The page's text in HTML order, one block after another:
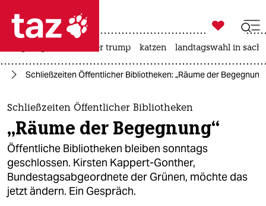
 taz zahl ich
taz zahl ich
themen
politik
öko
gesellschaft

taz zahl ich
usa unter trump katzen landtagswahl in
Schließzeiten Öffentlicher Bibliotheken: „Räume der
Schließzeiten Öffentlicher Bibliotheken
„Räume der Begegnung“
Öffentliche Bibliotheken bleiben sonntags
geschlossen. Kirsten Kappert-Gonther,
Bundestagsabgeordnete der Grünen, möchte das
jetzt ändern. Ein Gespräch.